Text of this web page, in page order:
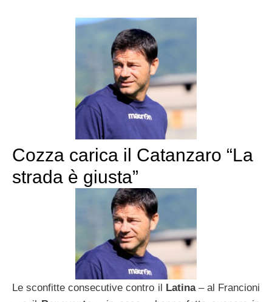
Cozza carica il Catanzaro “La
strada è giusta”
Le sconfitte consecutive contro il Latina– al Francioni